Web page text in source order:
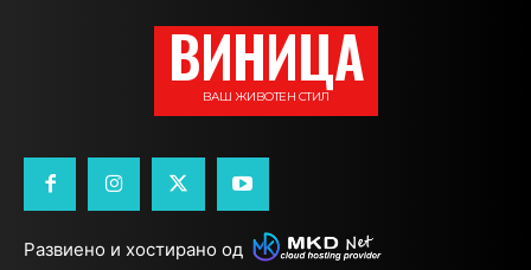
ВИНИЦА
ВАШ ЖИВОТЕН СТИЛ
Развиено и хостирано од